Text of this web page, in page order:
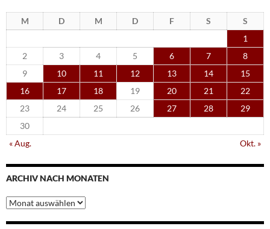
M D M D F S
S
1
2
3 4 5 6 7
8
9
10 11 12 13 14
15
16
17 18 19 20 21
22
23
24 25 26 27 28
29
30
« Aug.
Okt. »
ARCHIV NACH MONATEN
Archiv
nach
Monaten